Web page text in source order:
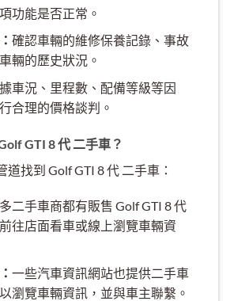
功能是否正常。
確認車輛的維修保養記錄、事故
輛的歷史狀況。
車況、里程數、配備等級等因
合理的價格談判。
GTI 8 代 二手車？
找到 Golf GTI 8 代 二手車：
二手車商都有販售 Golf GTI 8 代
往店面看車或線上瀏覽車輛資
一些汽車資訊網站也提供二手車
瀏覽車輛資訊，並與車主聯繫。